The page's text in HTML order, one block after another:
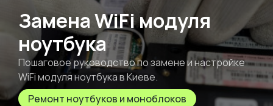
Замена WiFi модуля
ноутбука
Пошаговое руководство по замене и настройке
WiFi модуля ноутбука в Киеве.
Ремонт ноутбуков и моноблоков